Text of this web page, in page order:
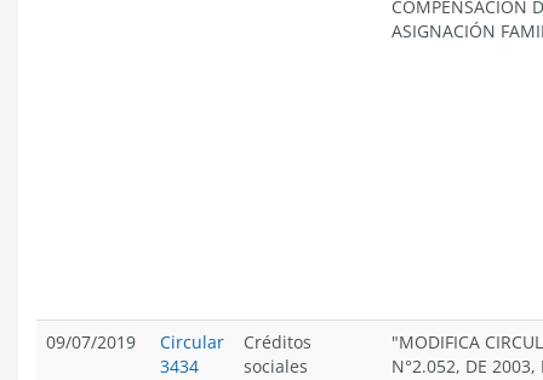
COMPENSACIÓN
ASIGNACIÓN
09/07/2019
Circular
3434
Créditos
sociales
"MODIFICA
N°2.052, DE 2003,